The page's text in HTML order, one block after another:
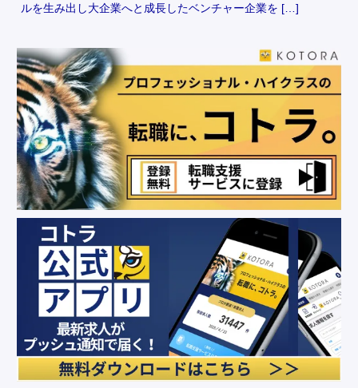
ルを生み出し大企業へと成長したベンチャー企業を […]